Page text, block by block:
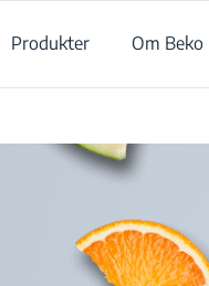
Produkter
Om Beko